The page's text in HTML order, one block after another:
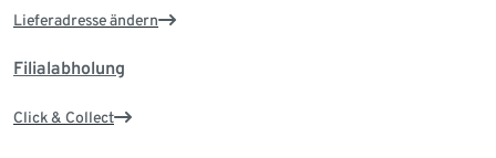
Lieferadresse ändern
Filialabholung
Click & Collect